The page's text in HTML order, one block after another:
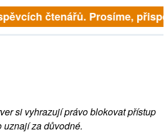
čtenářů. Prosíme,
si vyhrazují právo blokovat přístup
uznají za důvodné.